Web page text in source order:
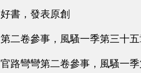
好書，發表原創
第二卷參事，風騷一季第三十
官路彎彎第二卷參事，風騷一